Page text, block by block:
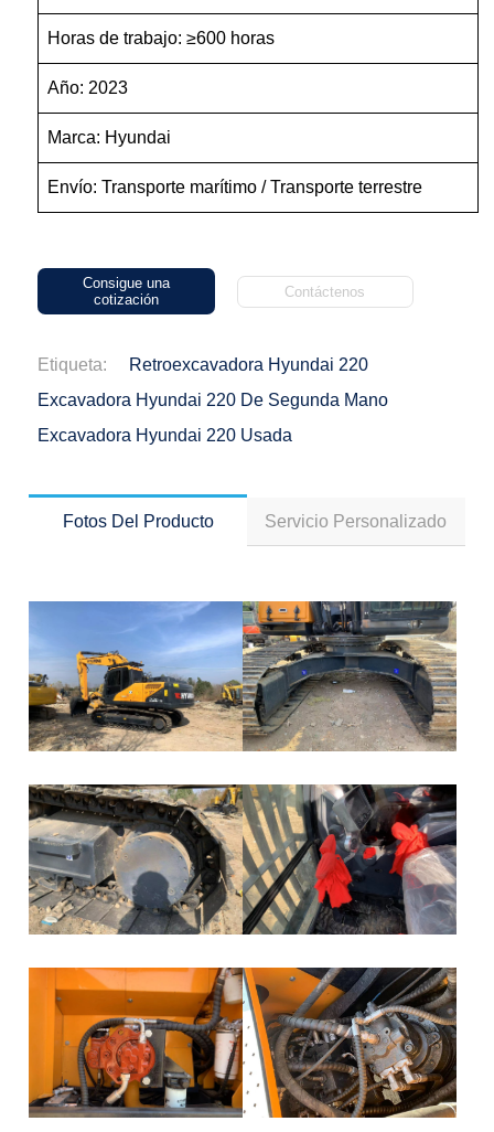
Horas de trabajo: ≥600 horas
Año: 2023
Marca: Hyundai
Envío: Transporte marítimo / Transporte terrestre
Consigue una
cotización
Contáctenos
Etiqueta:
Retroexcavadora Hyundai 220
Excavadora Hyundai 220 De Segunda Mano
Excavadora Hyundai 220 Usada
Fotos Del Producto Servicio Personalizado